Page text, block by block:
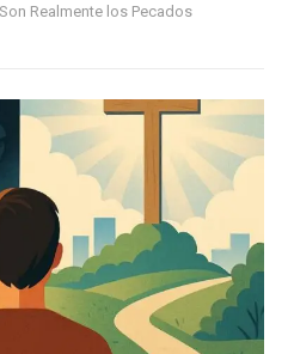
Realmente los Pecados